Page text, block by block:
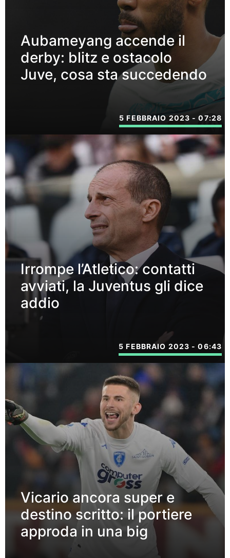
Aubameyang accende il
derby: blitz e ostacolo
Juve, cosa sta succedendo
5 FEBBRAIO 2023 - 07:28
Irrompe l’Atletico: contatti
avviati, la Juventus gli dice
addio
5 FEBBRAIO 2023 - 06:43
Vicario ancora super e
destino scritto: il portiere
approda in una big